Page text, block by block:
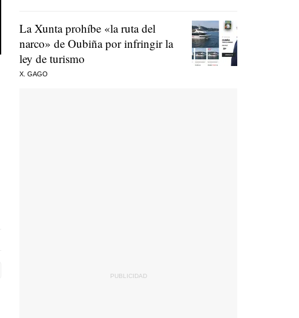
La Xunta prohíbe «la ruta del
narco» de Oubiña por infringir la
ley de turismo
X. GAGO